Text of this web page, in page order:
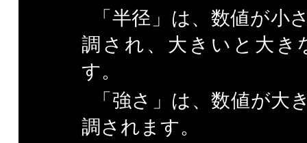
「半径」は、数値が小
調され、大きいと大き
す。
「強さ」は、数値が大
調されます。